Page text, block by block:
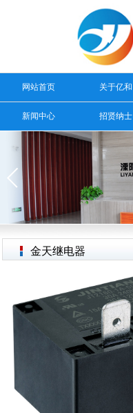
网站首页 关于亿和
新闻中心 招贤纳士
金天继电器